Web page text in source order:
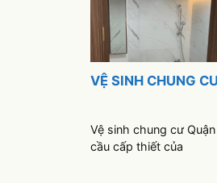
VỆ SINH CHUNG
Vệ sinh chung cư
cầu cấp thiết của